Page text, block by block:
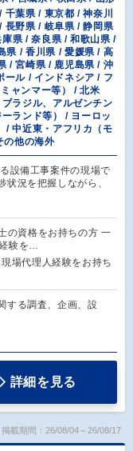
葉県 / 東京都 / 神奈川
長野県 / 岐阜県 / 静岡県
県 / 奈良県 / 和歌山県 /
県 / 香川県 / 愛媛県 / 高
/ 宮崎県 / 鹿児島県 / 沖
ール / インドネシア / フ
ャンマー等） / 北米
ラジル、アルゼンチン
ランド等） / ヨーロッ
/ 中近東・アフリカ（モ
の他の海外
設備工事案件の現場で
況を把握しながら、
の資格をお持ちの方 一
験を…
場代理人経験をお持ち
する調査、企画、設
詳細を見る
掲載期間：26/08/04～26/08/17